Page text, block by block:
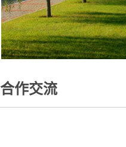
合作交流